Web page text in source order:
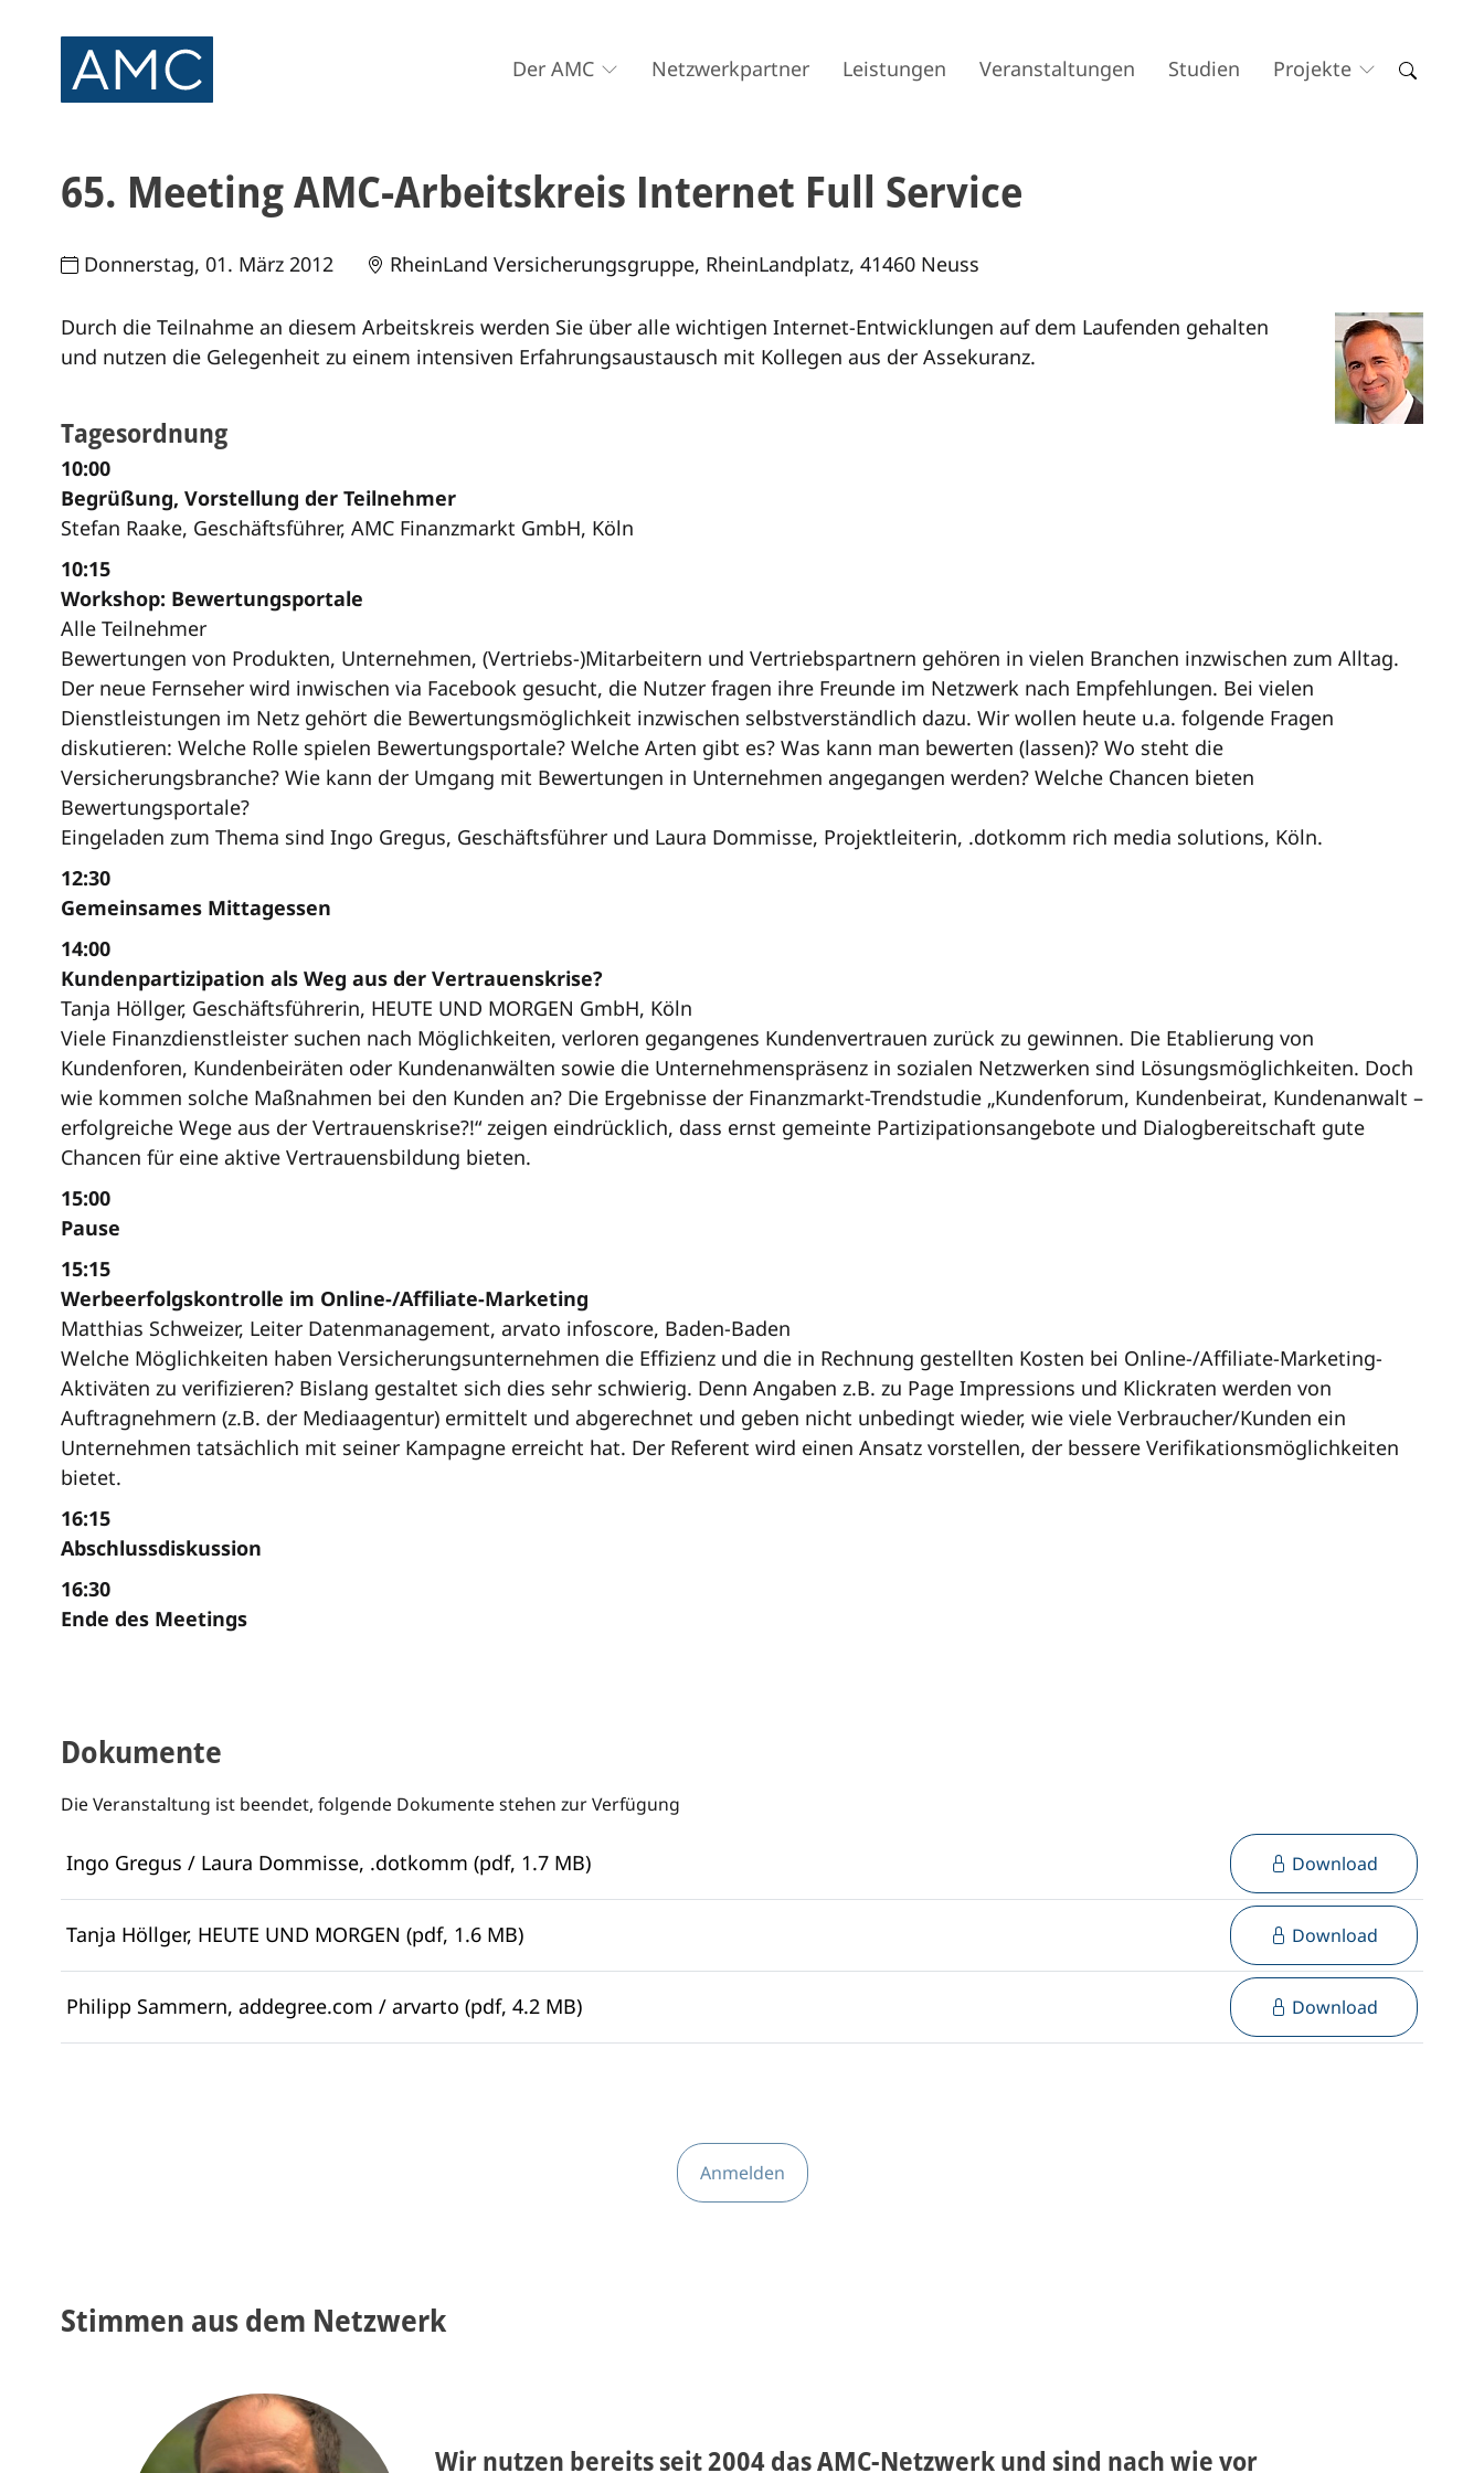
Der AMC Netzwerkpartner Leistungen Veranstaltungen Studien Projekte
65. Meeting AMC-Arbeitskreis Internet Full Service
Donnerstag, 01. März 2012 RheinLand Versicherungsgruppe, RheinLandplatz, 41460 Neuss
Durch die Teilnahme an diesem Arbeitskreis werden Sie über alle wichtigen Internet-Entwicklungen auf dem Laufenden gehalten
und nutzen die Gelegenheit zu einem intensiven Erfahrungsaustausch mit Kollegen aus der Assekuranz.
Tagesordnung
10:00
Begrüßung, Vorstellung der Teilnehmer
Stefan Raake, Geschäftsführer, AMC Finanzmarkt GmbH, Köln
10:15
Workshop: Bewertungsportale
Alle Teilnehmer
Bewertungen von Produkten, Unternehmen, (Vertriebs-)Mitarbeitern und Vertriebspartnern gehören in vielen Branchen inzwischen zum Alltag.
Der neue Fernseher wird inwischen via Facebook gesucht, die Nutzer fragen ihre Freunde im Netzwerk nach Empfehlungen. Bei vielen
Dienstleistungen im Netz gehört die Bewertungsmöglichkeit inzwischen selbstverständlich dazu. Wir wollen heute u.a. folgende Fragen
diskutieren: Welche Rolle spielen Bewertungsportale? Welche Arten gibt es? Was kann man bewerten (lassen)? Wo steht die
Versicherungsbranche? Wie kann der Umgang mit Bewertungen in Unternehmen angegangen werden? Welche Chancen bieten
Bewertungsportale?
Eingeladen zum Thema sind Ingo Gregus, Geschäftsführer und Laura Dommisse, Projektleiterin, .dotkomm rich media solutions, Köln.
12:30
Gemeinsames Mittagessen
14:00
Kundenpartizipation als Weg aus der Vertrauenskrise?
Tanja Höllger, Geschäftsführerin, HEUTE UND MORGEN GmbH, Köln
Viele Finanzdienstleister suchen nach Möglichkeiten, verloren gegangenes Kundenvertrauen zurück zu gewinnen. Die Etablierung von
Kundenforen, Kundenbeiräten oder Kundenanwälten sowie die Unternehmenspräsenz in sozialen Netzwerken sind Lösungsmöglichkeiten. Doch
wie kommen solche Maßnahmen bei den Kunden an? Die Ergebnisse der Finanzmarkt-Trendstudie „Kundenforum, Kundenbeirat, Kundenanwalt –
erfolgreiche Wege aus der Vertrauenskrise?!“ zeigen eindrücklich, dass ernst gemeinte Partizipationsangebote und Dialogbereitschaft gute
Chancen für eine aktive Vertrauensbildung bieten.
15:00
Pause
15:15
Werbeerfolgskontrolle im Online-/Affiliate-Marketing
Matthias Schweizer, Leiter Datenmanagement, arvato infoscore, Baden-Baden
Welche Möglichkeiten haben Versicherungsunternehmen die Effizienz und die in Rechnung gestellten Kosten bei Online-/Affiliate-Marketing-
Aktiväten zu verifizieren? Bislang gestaltet sich dies sehr schwierig. Denn Angaben z.B. zu Page Impressions und Klickraten werden von
Auftragnehmern (z.B. der Mediaagentur) ermittelt und abgerechnet und geben nicht unbedingt wieder, wie viele Verbraucher/Kunden ein
Unternehmen tatsächlich mit seiner Kampagne erreicht hat. Der Referent wird einen Ansatz vorstellen, der bessere Verifikationsmöglichkeiten
bietet.
16:15
Abschlussdiskussion
16:30
Ende des Meetings
Dokumente
Die Veranstaltung ist beendet, folgende Dokumente stehen zur Verfügung
Ingo Gregus / Laura Dommisse, .dotkomm (pdf, 1.7 MB) Download
Tanja Höllger, HEUTE UND MORGEN (pdf, 1.6 MB) Download
Philipp Sammern, addegree.com / arvarto (pdf, 4.2 MB) Download
Anmelden
Stimmen aus dem Netzwerk
Wir nutzen bereits seit 2004 das AMC-Netzwerk und sind nach wie vor